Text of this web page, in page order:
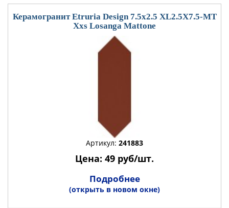
Керамогранит Etruria Design 7.5x2.5 XL2.5X7.5-MT
Xxs Losanga Mattone
Артикул: 241883
Цена: 49 руб/шт.
Подробнее
(открыть в новом окне)